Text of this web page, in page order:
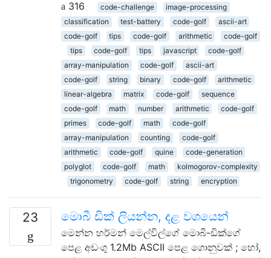
316
code-challenge
image-processing
classification
test-battery code-golf
ascii-art
code-golf
tips code-golf arithmetic
code-golf
tips
code-golf tips javascript
code-golf
array-manipulation
code-golf
ascii-art
code-golf
string binary code-golf
arithmetic
linear-algebra
matrix code-golf
sequence
code-golf
math number arithmetic
code-golf
primes
code-golf math
code-golf
array-manipulation
counting
code-golf
arithmetic
code-golf quine
code-generation
polyglot
code-golf math
kolmogorov-complexity
trigonometry
code-golf string encryption
23 මොබී ඩික් ලියන්න, දළ වශයෙන්
මෙන්න හර්මන් මෙල්විල්ගේ මොබී-ඩික්ගේ
පෙළ අඩංගු 1.2Mb ASCII පෙළ ගොනුවක් ; හෝ,